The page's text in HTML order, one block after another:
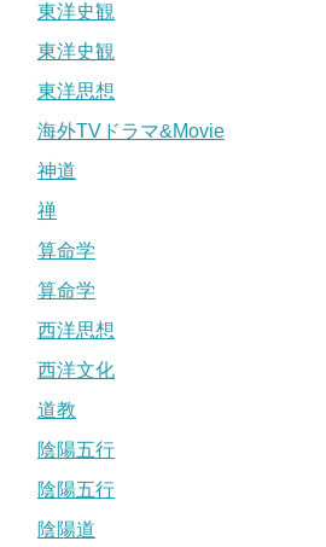
東洋史観
東洋史観
東洋思想
海外TVドラマ&Movie
神道
禅
算命学
算命学
西洋思想
西洋文化
道教
陰陽五行
陰陽五行
陰陽道